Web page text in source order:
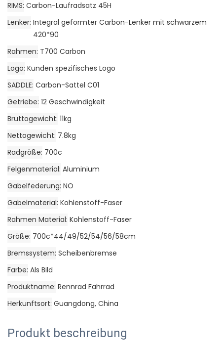
RIMS Carbon-Laufradsatz 45H
Lenker Integral geformter Carbon-Lenker mit schwarzem
420*90
Rahmen T700 Carbon
Logo Kunden spezifisches Logo
SADDLE Carbon-Sattel C01
Getriebe 12 Geschwindigkeit
Bruttogewicht 11kg
Nettogewicht 7.8kg
Radgröße 700c
Felgenmaterial Aluminium
Gabelfederung NO
Gabelmaterial Kohlenstoff-Faser
Rahmen Material Kohlenstoff-Faser
Größe 700c*44/49/52/54/56/58cm
Bremssystem Scheibenbremse
Farbe Als Bild
Produktname Rennrad Fahrrad
Herkunftsort Guangdong, China
Produkt beschreibung